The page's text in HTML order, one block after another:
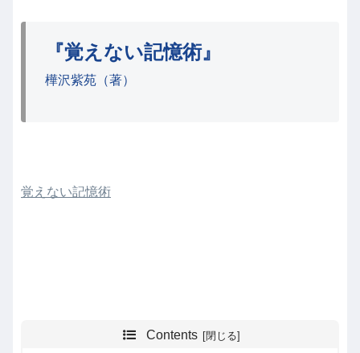
『覚えない記憶術』
樺沢紫苑（著）
覚えない記憶術
Contents